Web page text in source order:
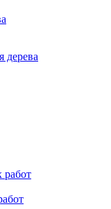
дерева
работ